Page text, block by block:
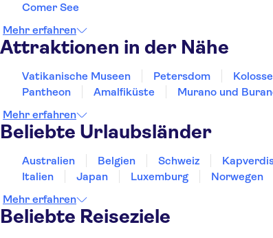
Comer See
Mehr erfahren
Attraktionen in der Nähe
Vatikanische Museen Petersdom
Pantheon
Amalfiküste Murano und
Mehr erfahren
Beliebte Urlaubsländer
Australien Belgien Schweiz
Italien
Japan Luxemburg Norwegen
Mehr erfahren
Beliebte Reiseziele